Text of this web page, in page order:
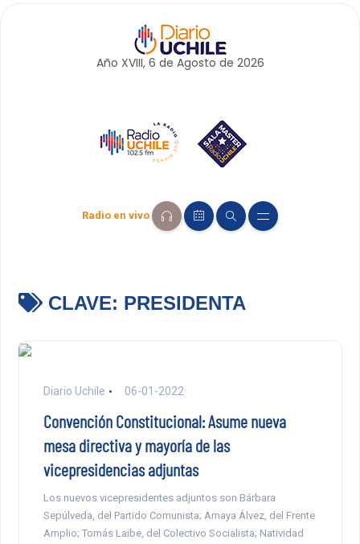
Año XVIII, 6 de Agosto de 2026
Radio en vivo
CLAVE: PRESIDENTA
Diario Uchile 06-01-2022
Convención Constitucional: Asume nueva
mesa directiva y mayoría de las
vicepresidencias adjuntas
Los nuevos vicepresidentes adjuntos son Bárbara
Sepúlveda, del Partido Comunista; Amaya Álvez, del Frente
Amplio; Tomás Laibe, del Colectivo Socialista; Natividad